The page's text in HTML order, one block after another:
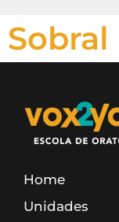
Sobral
Home
Unidades